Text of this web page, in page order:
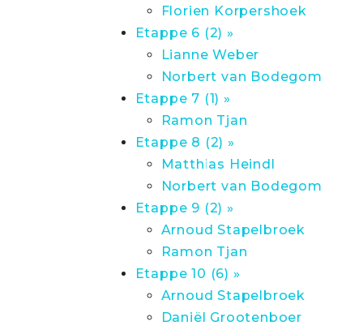
Florien Korpershoek
Etappe 6 (2) »
Lianne Weber
Norbert van Bodegom
Etappe 7 (1) »
Ramon Tjan
Etappe 8 (2) »
Matthias Heindl
Norbert van Bodegom
Etappe 9 (2) »
Arnoud Stapelbroek
Ramon Tjan
Etappe 10 (6) »
Arnoud Stapelbroek
Daniël Grootenboer